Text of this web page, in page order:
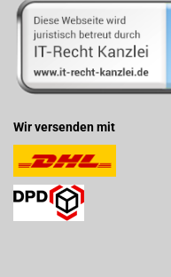
Wir versenden mit